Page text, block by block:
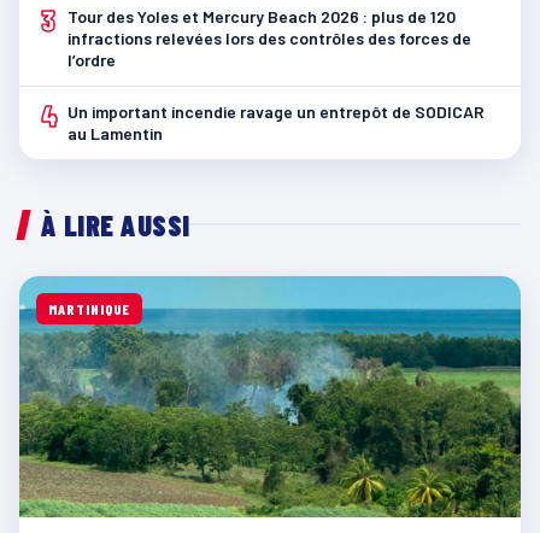
3
Tour des Yoles et Mercury Beach 2026 : plus de 120
infractions relevées lors des contrôles des forces de
l’ordre
4 Un important incendie ravage un entrepôt de SODICAR
au Lamentin
À LIRE AUSSI
MARTINIQUE